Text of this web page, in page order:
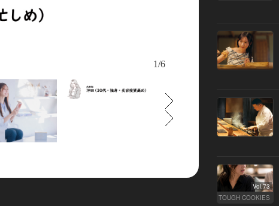
1/6
Vol.73
TOUGH COOKIES